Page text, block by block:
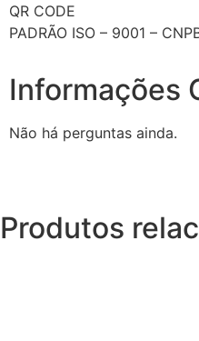
QR CODE
PADRÃO ISO – 9001 –
Informações
Não há perguntas ainda.
Produtos